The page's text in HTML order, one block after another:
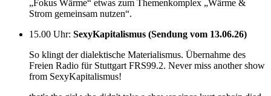
„Fokus Wärme“ etwas zum Themenkomplex „Wärme &
Strom gemeinsam nutzen“.
15.00 Uhr: SexyKapitalismus (Sendung vom 13.06.26)
So klingt der dialektische Materialismus. Übernahme des
Freien Radio für Stuttgart FRS99.2. Never miss another show
from SexyKapitalismus!